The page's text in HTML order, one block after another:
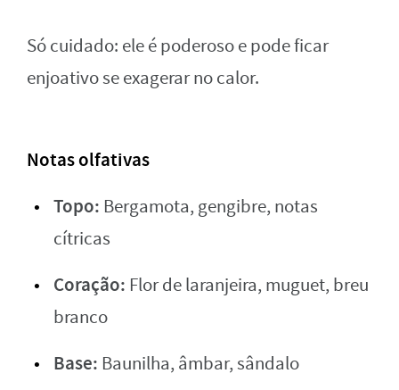
Só cuidado: ele é poderoso e pode ficar
enjoativo se exagerar no calor.
Notas olfativas
Topo: Bergamota, gengibre, notas
cítricas
Coração: Flor de laranjeira, muguet, breu
branco
Base: Baunilha, âmbar, sândalo